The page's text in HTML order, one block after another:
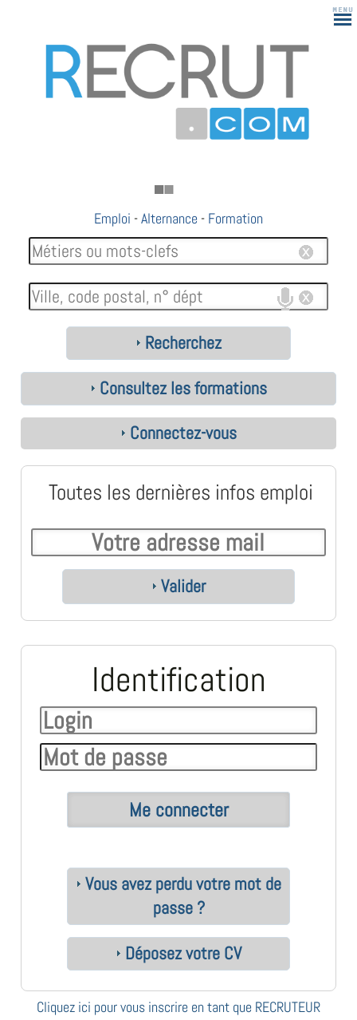
Emploi -Alternance - Formation
Recherchez
Consultez les formations
Connectez-vous
Toutes les dernières infos emploi
Valider
Identification
Vous avez perdu votre mot de
passe ?
Déposez votre CV
Cliquez ici pour vous inscrire en tant que RECRUTEUR